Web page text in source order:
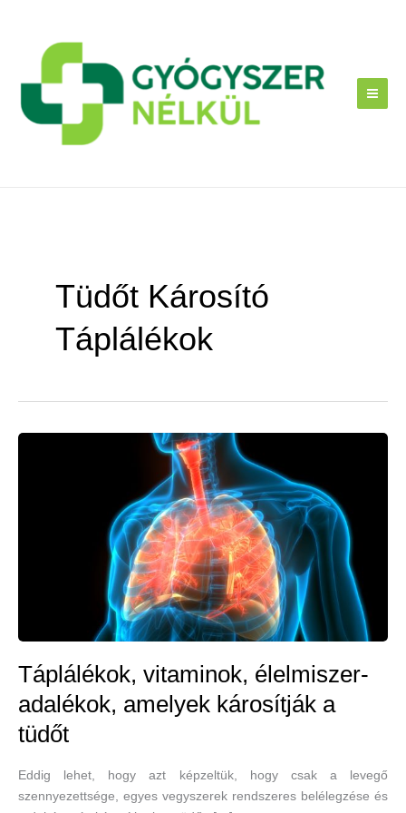
Tüdőt Károsító
Táplálékok
Táplálékok, vitaminok, élelmiszer-
adalékok, amelyek károsítják a
tüdőt
Eddig lehet, hogy azt képzeltük, hogy csak a levegő
szennyezettsége, egyes vegyszerek rendszeres belélegzése és